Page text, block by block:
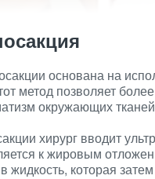
основана на
метод позволяет
окружающих
хирург вводит
к жировым
которая